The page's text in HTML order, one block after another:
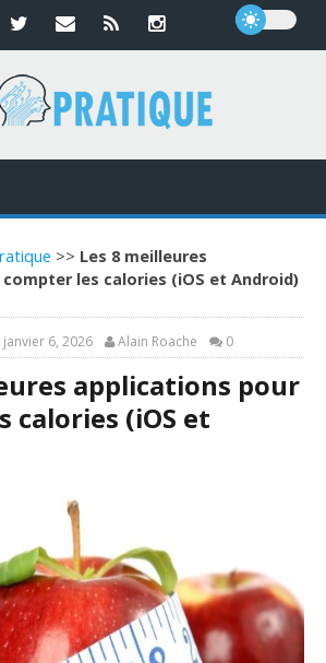
>> Les 8 meilleures
les calories (iOS et Android)
janvier 6, 2026 Alain Roache 0
applications pour
calories (iOS et